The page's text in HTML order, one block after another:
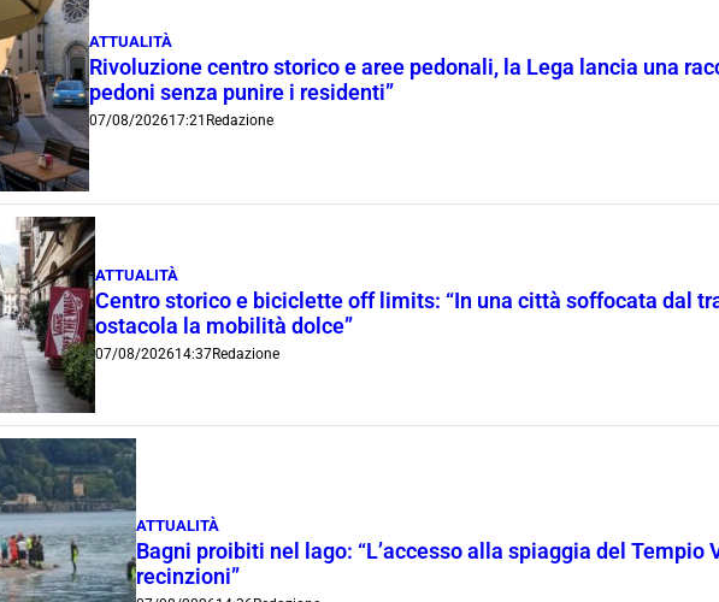
ATTUALITÀ
Rivoluzione centro storico e aree pedonali, la Lega lancia una
pedoni senza punire i residenti”
07/08/202617:21 Redazione
ATTUALITÀ
Centro storico e biciclette off limits: “In una città soffocata dal
ostacola la mobilità dolce”
07/08/202614:37Redazione
ATTUALITÀ
Bagni proibiti nel lago: “L’accesso alla spiaggia del
recinzioni”